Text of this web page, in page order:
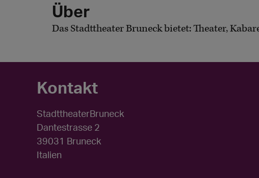
Über
Das Stadttheater Bruneck bietet: Theater,
Kontakt
StadttheaterBruneck
Dantestrasse 2
39031 Bruneck
Italien